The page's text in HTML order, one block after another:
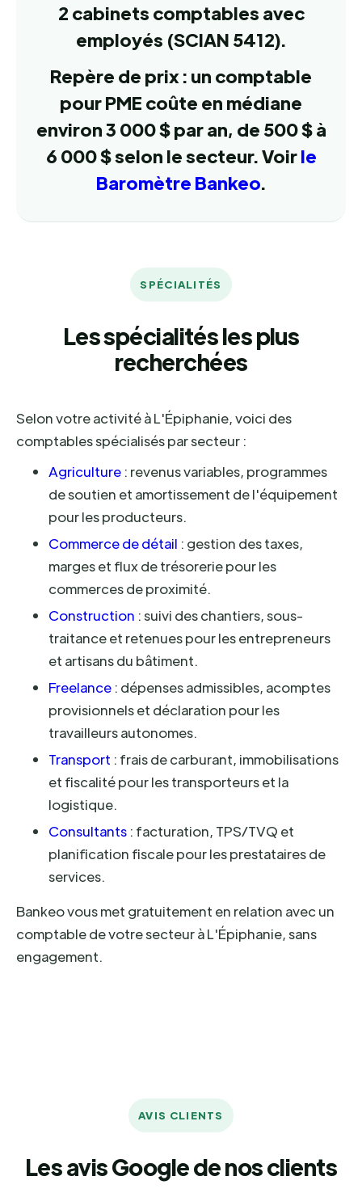
2 cabinets comptables avec
employés (SCIAN 5412).
Repère de prix : un comptable
pour PME coûte en médiane
environ 3 000 $ par an, de 500 $ à
6 000 $ selon le secteur. Voirle
Baromètre Bankeo.
SPÉCIALITÉS
Les spécialités les plus
recherchées
Selon votre activité à L'Épiphanie, voici des
comptables spécialisés par secteur :
Agriculture : revenus variables, programmes
de soutien et amortissement de l'équipement
pour les producteurs.
Commerce de détail : gestion des taxes,
marges et flux de trésorerie pour les
commerces de proximité.
Construction : suivi des chantiers, sous-
traitance et retenues pour les entrepreneurs
et artisans du bâtiment.
Freelance : dépenses admissibles, acomptes
provisionnels et déclaration pour les
travailleurs autonomes.
Transport : frais de carburant, immobilisations
et fiscalité pour les transporteurs et la
logistique.
Consultants : facturation, TPS/TVQ et
planification fiscale pour les prestataires de
services.
Bankeo vous met gratuitement en relation avec un
comptable de votre secteur à L'Épiphanie, sans
engagement.
AVIS CLIENTS
Les avis Google de nos clients